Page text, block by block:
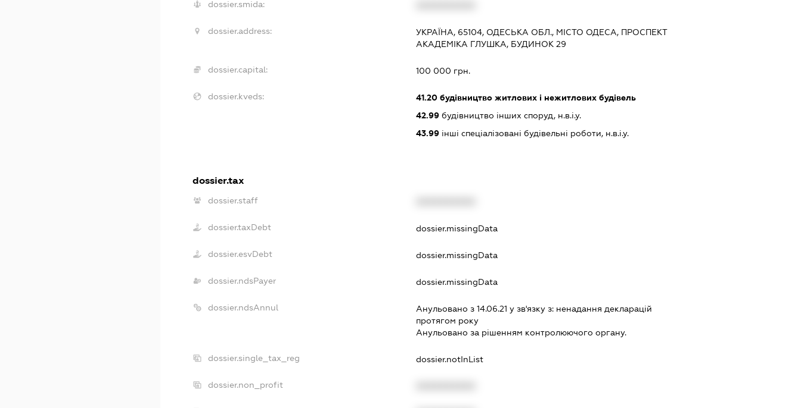
dossier.smida:
dossier.address:
УКРАЇНА, 65104, ОДЕСЬКА ОБЛ., МІСТО ОДЕСА, ПРОСПЕКТ
АКАДЕМІКА ГЛУШКА, БУДИНОК 29
dossier.capital: 100 000 грн.
dossier.kveds: 41.20будівництво житлових і нежитлових будівель
42.99будівництво інших споруд, н.в.і.у.
43.99інші спеціалізовані будівельні роботи, н.в.і.у.
dossier.tax
dossier.staff
dossier.taxDebt dossier.missingData
dossier.esvDebt dossier.missingData
dossier.ndsPayer dossier.missingData
dossier.ndsAnnul Анульовано з 14.06.21 у зв'язку з: ненадання декларацiй
протягом року
Анульовано за рiшенням контролюючого органу.
dossier.single_tax_reg dossier.notInList
dossier.non_profit